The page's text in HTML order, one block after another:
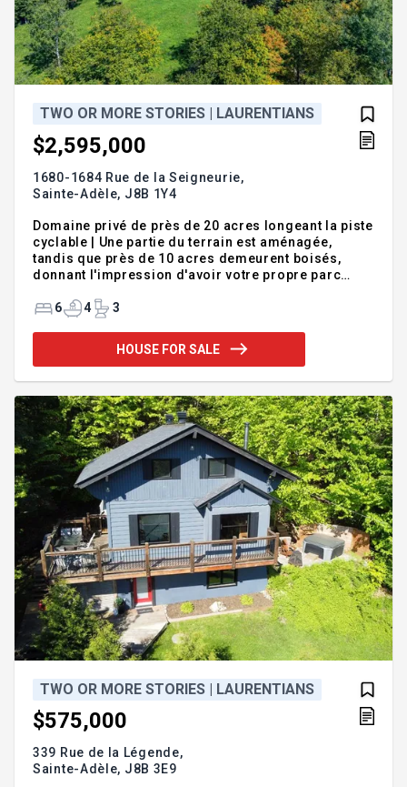
TWO OR MORE STORIES | LAURENTIANS
$2,595,000
1680-1684 Rue de la Seigneurie,
Sainte-Adèle, J8B 1Y4
Domaine privé de près de 20 acres longeant la piste
cyclable | Une partie du terrain est aménagée,
tandis que près de 10 acres demeurent boisés,
donnant l'impression d'avoir votre propre parc
pavillon piscine, terrain de tennis, grand garage et
beaucoup plus. Offrez un espace confortable à vos
invités grâce à une maison de 3 étages. La
propriété principale quant à elle compte 4
époustouflante sur les montagnes et maison très
lumineuse; orientée franc sud. Offrez u
6 4 3
HOUSE FOR SALE
TWO OR MORE STORIES | LAURENTIANS
$575,000
339 Rue de la Légende,
Sainte-Adèle, J8B 3E9